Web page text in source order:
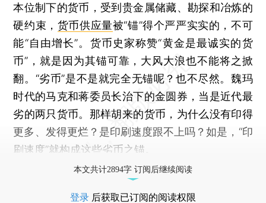
本位制下的货币，受到贵金属储藏、勘探和冶炼的
硬约束， 货币供应量被“锚”得个严严实实的，不可
能“自由增长”。货币史家称赞“黄金是最诚实的货
币”，就是因为其锚可靠，大风大浪也不能将之掀
翻。“劣币”是不是就完全无锚呢？也不尽然。魏玛
时代的马克和蒋委员长治下的金圆券，当是近代最
劣的两只货币。那样胡来的货币，为什么没有印得
更多、发得更烂？是印刷速度跟不上吗？如是，“印
刷速度”就构成这些劣币之锚。
本文共计2894字 订阅后继续阅读
登录 后获取已订阅的阅读权限